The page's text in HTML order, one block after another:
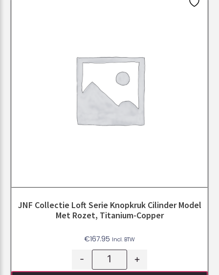
JNF Collectie Loft Serie Knopkruk Cilinder Model
Met Rozet, Titanium-Copper
€167.95 Incl. BTW
- +